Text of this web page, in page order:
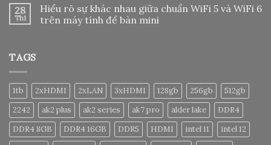
chủ
local
giúp
tiết
kiệm
Edge
Computing
bình
luận
ở
bước
đột
phát
mới
trong
công
nghệ
bộ
28
Th1
Hiểu rõ sự khác nhau giữa chuẩn WiFi 5 và WiFi 6
trên máy tính để bàn mini
sự
khác
nhau
giữa
chuẩn
WiFi
5
và
TAGS
1tb 2xHDMI 2xLAN 3xHDMI 128gb 256gb
512gb
2242
ak2 plus ak2 series ak7 pro alder lake
DDR4
DDR4 8GB
DDR4 16GB DDR5 HDMI intel 11
intel 12